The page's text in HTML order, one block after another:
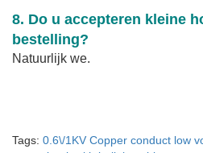
8. Do u accepteren kleine
bestelling?
Natuurlijk we.
Tags: 0.6\/1KV Copper conduct low